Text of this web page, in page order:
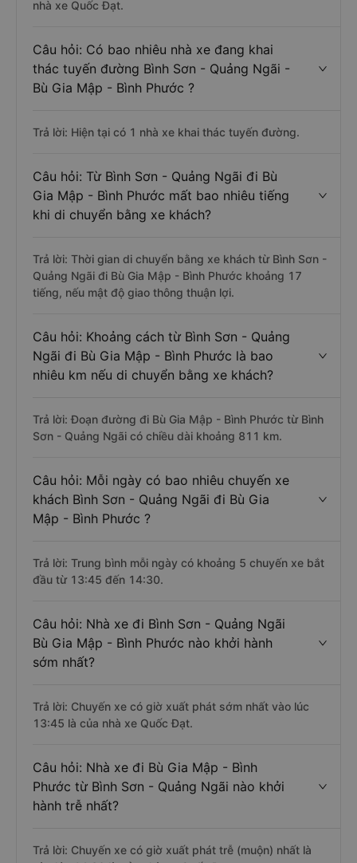
nhà xe Quốc Đạt.
Câu hỏi: Có bao nhiêu nhà xe đang khai
thác tuyến đường Bình Sơn - Quảng Ngãi -
Bù Gia Mập - Bình Phước ?
Trả lời: Hiện tại có 1 nhà xe khai thác tuyến đường.
Câu hỏi: Từ Bình Sơn - Quảng Ngãi đi Bù
Gia Mập - Bình Phước mất bao nhiêu tiếng
khi di chuyển bằng xe khách?
Trả lời: Thời gian di chuyển bằng xe khách từ Bình Sơn -
Quảng Ngãi đi Bù Gia Mập - Bình Phước khoảng 17
tiếng, nếu mật độ giao thông thuận lợi.
Câu hỏi: Khoảng cách từ Bình Sơn - Quảng
Ngãi đi Bù Gia Mập - Bình Phước là bao
nhiêu km nếu di chuyển bằng xe khách?
Trả lời: Đoạn đường đi Bù Gia Mập - Bình Phước từ Bình
Sơn - Quảng Ngãi có chiều dài khoảng 811 km.
Câu hỏi: Mỗi ngày có bao nhiêu chuyến xe
khách Bình Sơn - Quảng Ngãi đi Bù Gia
Mập - Bình Phước ?
Trả lời: Trung bình mỗi ngày có khoảng 5 chuyến xe bắt
đầu từ 13:45 đến 14:30.
Câu hỏi: Nhà xe đi Bình Sơn - Quảng Ngãi
Bù Gia Mập - Bình Phước nào khởi hành
sớm nhất?
Trả lời: Chuyến xe có giờ xuất phát sớm nhất vào lúc
13:45 là của nhà xe Quốc Đạt.
Câu hỏi: Nhà xe đi Bù Gia Mập - Bình
Phước từ Bình Sơn - Quảng Ngãi nào khởi
hành trễ nhất?
Trả lời: Chuyến xe có giờ xuất phát trễ (muộn) nhất là